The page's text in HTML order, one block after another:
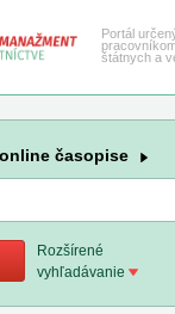
Portál
štátnych a
časopise
Rozšírené
vyhľadávanie